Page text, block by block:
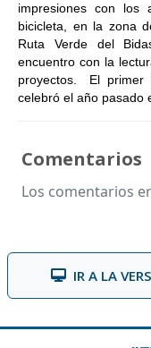
impresiones con los
bicicleta, en la zona
Ruta Verde del
encuentro con la
proyectos. El primer
celebró el año pasado
Comentarios
Los comentarios
IR A LA